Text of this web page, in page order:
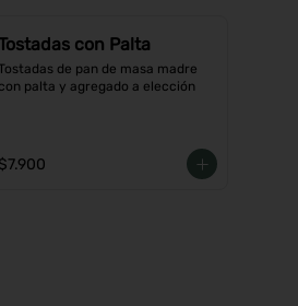
con Palta
Tostadas de pan de masa madre
con palta y agregado a elección
$7.900